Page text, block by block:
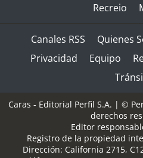
Recreio
Canales RSS Quienes
Privacidad
Equipo
Caras - Editorial Perfil S.A. | ©
derechos
Editor
Registro de la propiedad
Dirección: California 2715,